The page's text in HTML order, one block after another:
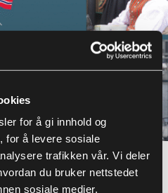
for å gi innhold og
for å levere sosiale
trafikken vår. Vi deler
du bruker nettstedet
sosiale medier,